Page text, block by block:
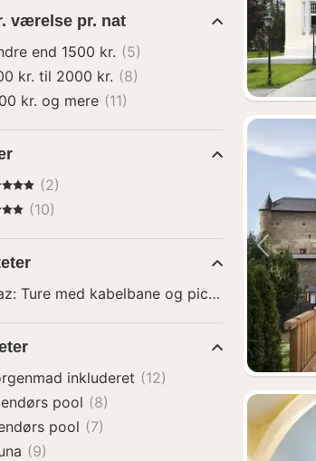
værelse pr. nat
Mindre end 1500 kr. (5)
1500 kr. til 2000 kr. (8)
2000 kr. og mere (11)
(2)
(10)
Graz: Ture med kabelbane og
inkluderet (12)
pool (8)
pool (7)
(9)